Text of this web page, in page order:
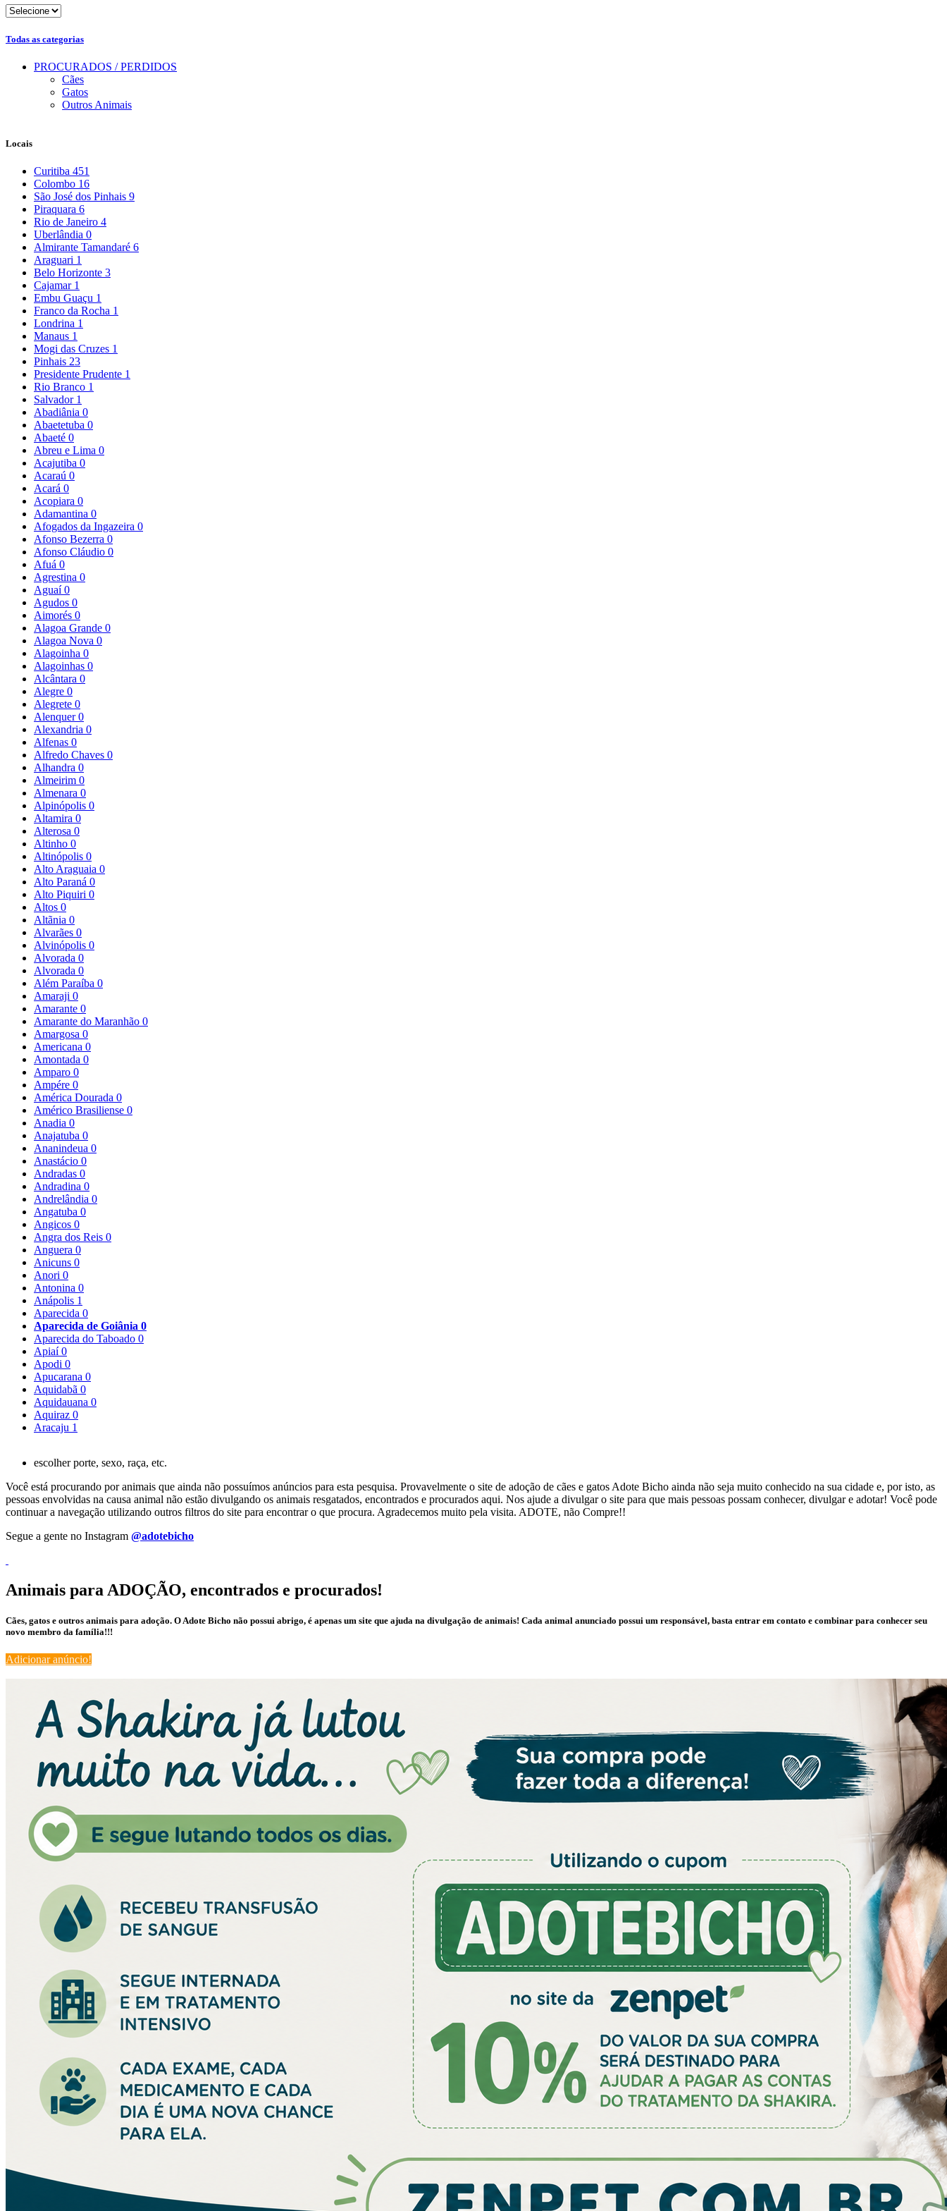
Todas as categorias
PROCURADOS / PERDIDOS
Cães
Gatos
Outros Animais
Locais
Curitiba 451
Colombo 16
São José dos Pinhais 9
Piraquara 6
Rio de Janeiro 4
Uberlândia 0
Almirante Tamandaré 6
Araguari 1
Belo Horizonte 3
Cajamar 1
Embu Guaçu 1
Franco da Rocha 1
Londrina 1
Manaus 1
Mogi das Cruzes 1
Pinhais 23
Presidente Prudente 1
Rio Branco 1
Salvador 1
Abadiânia 0
Abaetetuba 0
Abaeté 0
Abreu e Lima 0
Acajutiba 0
Acaraú 0
Acará 0
Acopiara 0
Adamantina 0
Afogados da Ingazeira 0
Afonso Bezerra 0
Afonso Cláudio 0
Afuá 0
Agrestina 0
Aguaí0
Agudos 0
Aimorés 0
Alagoa Grande 0
Alagoa Nova 0
Alagoinha 0
Alagoinhas 0
Alcântara 0
Alegre 0
Alegrete 0
Alenquer0
Alexandria 0
Alfenas 0
Alfredo Chaves 0
Alhandra 0
Almeirim 0
Almenara 0
Alpinópolis 0
Altamira 0
Alterosa 0
Altinho 0
Altinópolis 0
Alto Araguaia 0
Alto Paraná 0
Alto Piquiri 0
Altos 0
Altãnia 0
Alvarães 0
Alvinópolis 0
Alvorada 0
Alvorada 0
Além Paraíba 0
Amaraji 0
Amarante 0
Amarante do Maranhão 0
Amargosa 0
Americana 0
Amontada 0
Amparo 0
Ampére 0
América Dourada 0
Américo Brasiliense 0
Anadia 0
Anajatuba 0
Ananindeua 0
Anastácio 0
Andradas 0
Andradina 0
Andrelândia 0
Angatuba 0
Angicos 0
Angra dos Reis 0
Anguera 0
Anicuns 0
Anori 0
Antonina 0
Anápolis 1
Aparecida 0
Aparecida de Goiânia 0
Aparecida do Taboado 0
Apiaí0
Apodi 0
Apucarana 0
Aquidabã 0
Aquidauana 0
Aquiraz 0
Aracaju 1
escolher porte, sexo, raça, etc.
Você está procurando por animais que ainda não possuímos anúncios para esta pesquisa. Provavelmente o site de adoção de cães e gatos Adote Bicho ainda não seja muito conhecido na sua cidade e, por isto, as
pessoas envolvidas na causa animal não estão divulgando os animais resgatados, encontrados e procurados aqui. Nos ajude a divulgar o site para que mais pessoas possam conhecer, divulgar e adotar! Você pode
continuar a navegação utilizando outros filtros do site para encontrar o que procura. Agradecemos muito pela visita. ADOTE, não Compre!!
Segue a gente no Instagram @adotebicho
Animais para ADOÇÃO, encontrados e procurados!
Cães, gatos e outros animais para adoção. O Adote Bicho não possui abrigo, é apenas um site que ajuda na divulgação de animais! Cada animal anunciado possui um responsável, basta entrar em contato e combinar para conhecer seu
novo membro da família!!!
Adicionar anúncio!